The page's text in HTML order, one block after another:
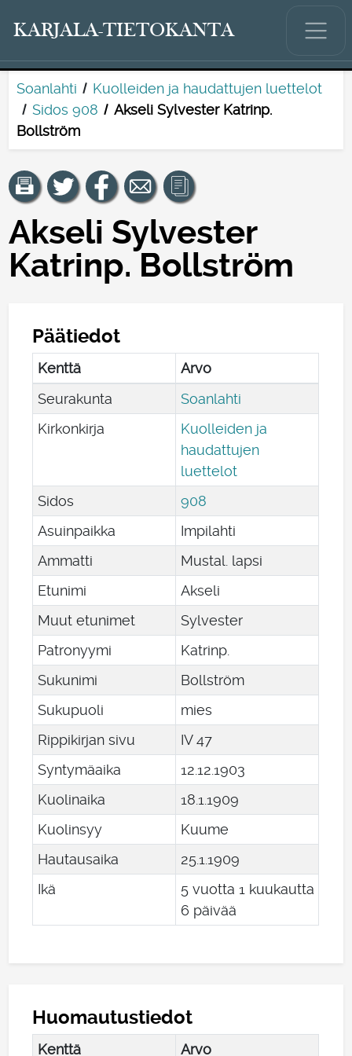
KARJALA-TIETOKANTA
Soanlahti
Kuolleiden ja haudattujen luettelot
Sidos 908
Akseli Sylvester Katrinp.
Bollström
Akseli Sylvester
Katrinp. Bollström
Päätiedot
Kenttä
Arvo
Seurakunta
Soanlahti
Kirkonkirja
Kuolleiden ja
haudattujen
luettelot
Sidos
908
Asuinpaikka
Impilahti
Ammatti
Mustal. lapsi
Etunimi
Akseli
Muut etunimet
Sylvester
Patronyymi
Katrinp.
Sukunimi
Bollström
Sukupuoli
mies
Rippikirjan sivu
IV 47
Syntymäaika
12121903
Kuolinaika
181 1909
Kuolinsyy
Kuume
Hautausaika
25.1 1909
Ikä
5 vuotta 1 kuukautta
6 päivää
Huomautustiedot
Kenttä Arvo